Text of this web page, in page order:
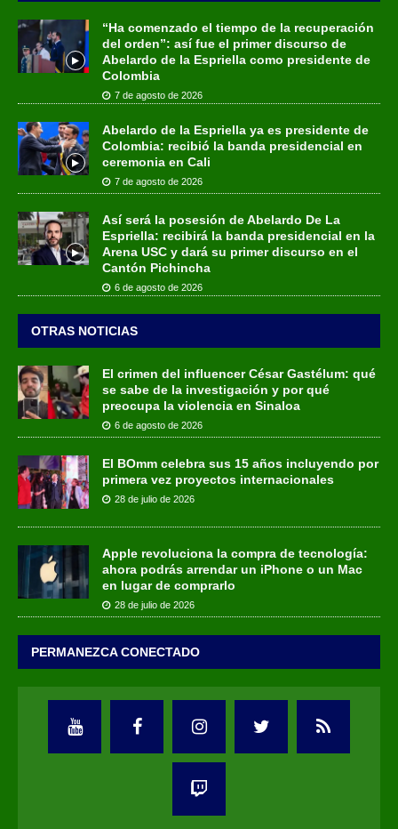
“Ha comenzado el tiempo de la recuperación
del orden”: así fue el primer discurso de
Abelardo de la Espriella como presidente de
Colombia
7 de agosto de 2026
Abelardo de la Espriella ya es presidente de
Colombia: recibió la banda presidencial en
ceremonia en Cali
7 de agosto de 2026
Así será la posesión de Abelardo De La
Espriella: recibirá la banda presidencial en la
Arena USC y dará su primer discurso en el
Cantón Pichincha
6 de agosto de 2026
OTRAS NOTICIAS
El crimen del influencer César Gastélum: qué
se sabe de la investigación y por qué
preocupa la violencia en Sinaloa
6 de agosto de 2026
El BOmm celebra sus 15 años incluyendo por
primera vez proyectos internacionales
28 de julio de 2026
Apple revoluciona la compra de tecnología:
ahora podrás arrendar un iPhone o un Mac
en lugar de comprarlo
28 de julio de 2026
PERMANEZCA CONECTADO